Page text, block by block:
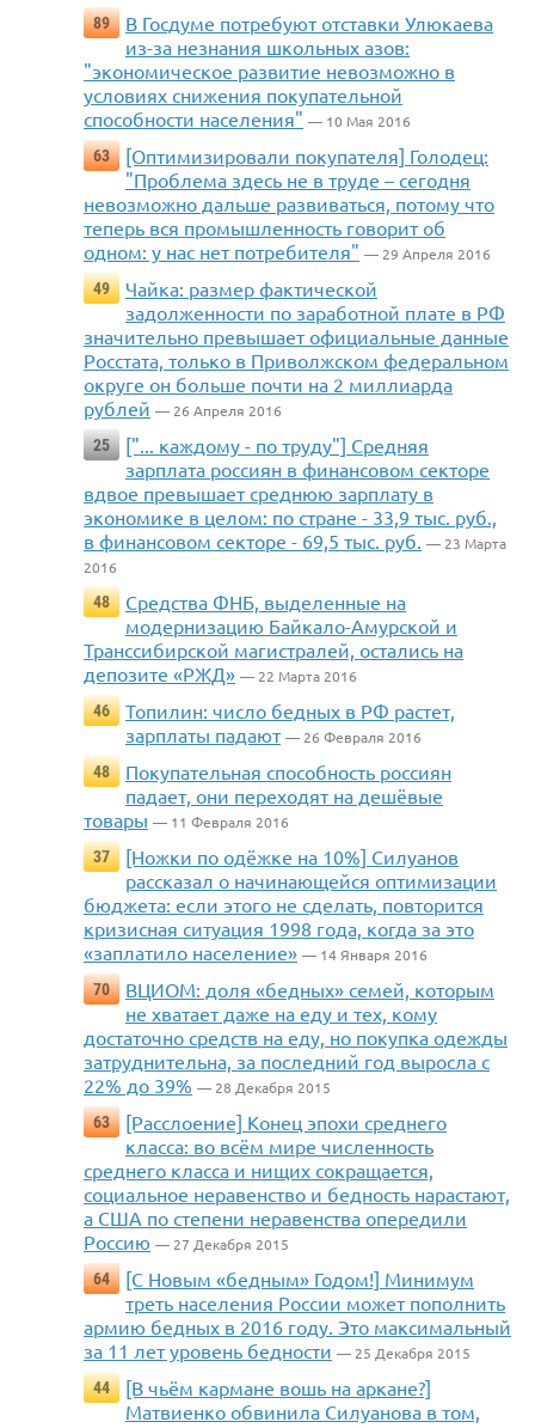
89
В Госдуме потребуют отставки Улюкаева
из-за незнания школьных азов:
"экономическое развитие невозможно в
условиях снижения покупательной
способности населения" — 10 Мая 2016
63
[Оптимизировали покупателя] Голодец:
"Проблема здесь не в труде – сегодня
невозможно дальше развиваться, потому что
теперь вся промышленность говорит об
одном: у нас нет потребителя" — 29 Апреля 2016
49
Чайка: размер фактической
задолженности по заработной плате в РФ
значительно превышает официальные данные
Росстата, только в Приволжском федеральном
округе он больше почти на 2 миллиарда
рублей — 26 Апреля 2016
25
["... каждому - по труду"] Средняя
зарплата россиян в финансовом секторе
вдвое превышает среднюю зарплату в
экономике в целом: по стране - 33,9 тыс. руб.,
в финансовом секторе - 69,5 тыс. руб. — 23 Марта
2016
48
Средства ФНБ, выделенные на
модернизацию Байкало-Амурской и
Транссибирской магистралей, остались на
депозите «РЖД» — 22 Марта 2016
46
Топилин: число бедных в РФ растет,
зарплаты падают — 26 Февраля 2016
48
Покупательная способность россиян
падает, они переходят на дешёвые
товары — 11 Февраля 2016
37
[Ножки по одёжке на 10%] Силуанов
рассказал о начинающейся оптимизации
бюджета: если этого не сделать, повторится
кризисная ситуация 1998 года, когда за это
«заплатило население» — 14 Января 2016
70
ВЦИОМ: доля «бедных» семей, которым
не хватает даже на еду и тех, кому
достаточно средств на еду, но покупка одежды
затруднительна, за последний год выросла с
22% до 39% — 28 Декабря 2015
63
[Расслоение] Конец эпохи среднего
класса: во всём мире численность
среднего класса и нищих сокращается,
социальное неравенство и бедность нарастают,
а США по степени неравенства опередили
Россию — 27 Декабря 2015
64
[С Новым «бедным» Годом!] Минимум
треть населения России может пополнить
армию бедных в 2016 году. Это максимальный
за 11 лет уровень бедности — 25 Декабря 2015
44
[В чьём кармане вошь на аркане?]
Матвиенко обвинила Силуанова в том,